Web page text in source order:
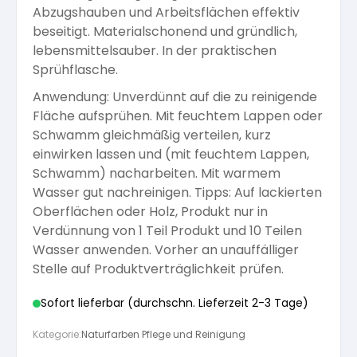
Öle für Außen
Pflege und Reinigung
Versiegelung für Beton
Pflege
Kalkfarben
Anti Schimmelfarbe
Isolierfarben
Latexfarben
Spezialfarben
Silikatfarben
Pflege und Reinigung
Arbeitshandschuhe
Dichtmassen
Farbwalzen
Pinsel und Bürsten
Schleifmittel
Abzugshauben und Arbeitsflächen effektiv
beseitigt. Materialschonend und gründlich,
lebensmittelsauber. In der praktischen
Sprühflasche.
Anwendung: Unverdünnt auf die zu reinigende
Fläche aufsprühen. Mit feuchtem Lappen oder
Schwamm gleichmäßig verteilen, kurz
einwirken lassen und (mit feuchtem Lappen,
Schwamm) nacharbeiten. Mit warmem
Wasser gut nachreinigen. Tipps: Auf lackierten
Oberflächen oder Holz, Produkt nur in
Verdünnung von 1 Teil Produkt und 10 Teilen
Wasser anwenden. Vorher an unauffälliger
Stelle auf Produktverträglichkeit prüfen.
Sofort lieferbar (durchschn. Lieferzeit 2-3 Tage)
Kategorie:Naturfarben Pflege und Reinigung